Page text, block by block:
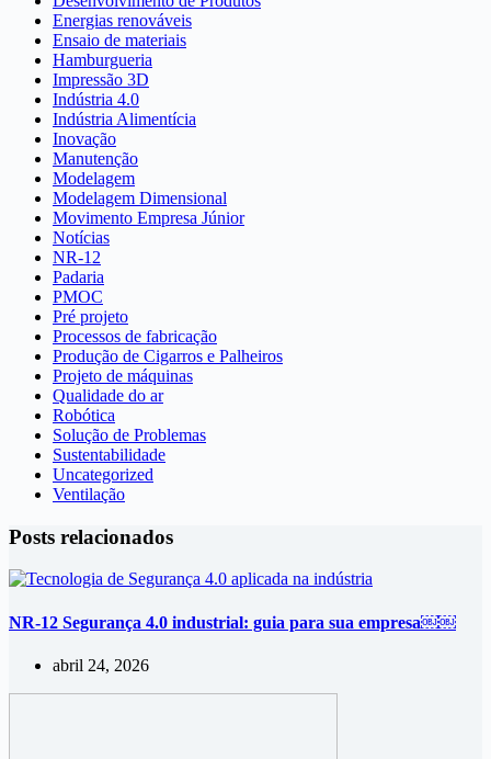
Energias renováveis
Ensaio de materiais
Hamburgueria
Impressão 3D
Indústria 4.0
Indústria Alimentícia
Inovação
Manutenção
Modelagem
Modelagem Dimensional
Movimento Empresa Júnior
Notícias
NR-12
Padaria
PMOC
Pré projeto
Processos de fabricação
Produção de Cigarros e Palheiros
Projeto de máquinas
Qualidade do ar
Robótica
Solução de Problemas
Sustentabilidade
Uncategorized
Ventilação
Posts relacionados
NR-12 Segurança 4.0 industrial: guia para sua empresa￼￼
abril 24, 2026